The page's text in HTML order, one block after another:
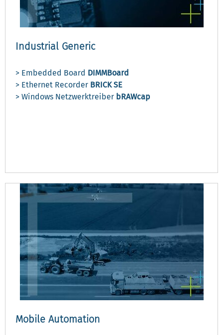
Industrial Generic
> Embedded Board DIMMBoard
> Ethernet Recorder BRICK SE
> Windows Netzwerktreiber bRAWcap
Mobile Automation